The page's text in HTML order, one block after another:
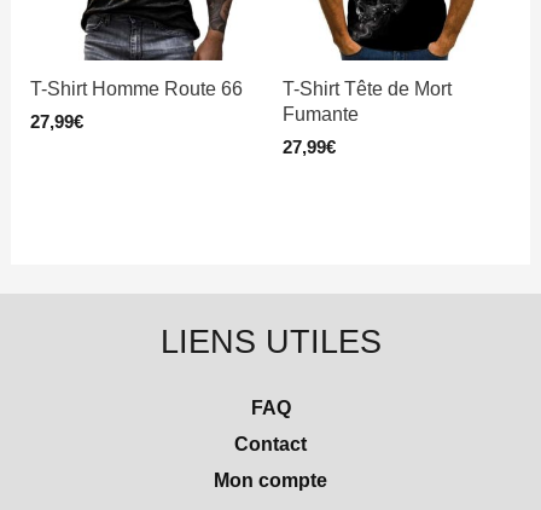
T-Shirt Homme Route 66
27,99€
T-Shirt Tête de Mort
Fumante
27,99€
LIENS UTILES
FAQ
Contact
Mon compte